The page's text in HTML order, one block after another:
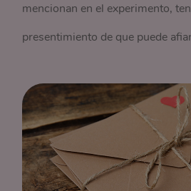
mencionan en el experimento,
presentimiento de que puede